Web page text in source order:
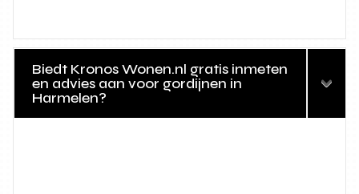
Biedt Kronos Wonen.nl gratis inmeten
en advies aan voor gordijnen in
Harmelen?